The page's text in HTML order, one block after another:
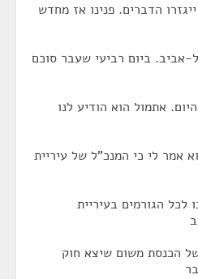
הדברים. פנינו אז מחדש
אביב. ביום רביעי שעבר סוכם
אתמול הוא הודיע לנו
אמר לי כי המנכ"ל של עיריית
לכל הגורמים בעיריית
הכנסת משום שיצא חוק